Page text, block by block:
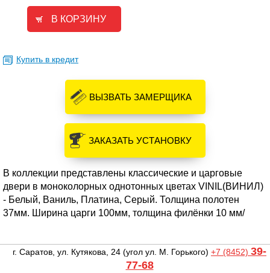
Купить в кредит
ВЫЗВАТЬ ЗАМЕРЩИКА
ЗАКАЗАТЬ УСТАНОВКУ
В коллекции представлены классические и царговые
двери в моноколорных однотонных цветах VINIL(ВИНИЛ)
- Белый, Ваниль, Платина, Серый. Толщина полотен
37мм. Ширина царги 100мм, толщина филёнки 10 мм/
г. Саратов, ул. Кутякова, 24 (угол ул. М. Горького) +7 (8452) 39-
77-68